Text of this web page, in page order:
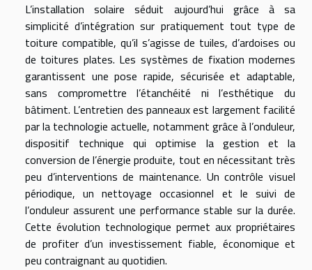
L’installation solaire séduit aujourd’hui grâce à sa
simplicité d’intégration sur pratiquement tout type de
toiture compatible, qu’il s’agisse de tuiles, d’ardoises ou
de toitures plates. Les systèmes de fixation modernes
garantissent une pose rapide, sécurisée et adaptable,
sans compromettre l’étanchéité ni l’esthétique du
bâtiment. L’entretien des panneaux est largement facilité
par la technologie actuelle, notamment grâce à l’onduleur,
dispositif technique qui optimise la gestion et la
conversion de l’énergie produite, tout en nécessitant très
peu d’interventions de maintenance. Un contrôle visuel
périodique, un nettoyage occasionnel et le suivi de
l’onduleur assurent une performance stable sur la durée.
Cette évolution technologique permet aux propriétaires
de profiter d’un investissement fiable, économique et
peu contraignant au quotidien.